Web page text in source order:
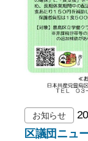
お知らせ
区議団ニュ